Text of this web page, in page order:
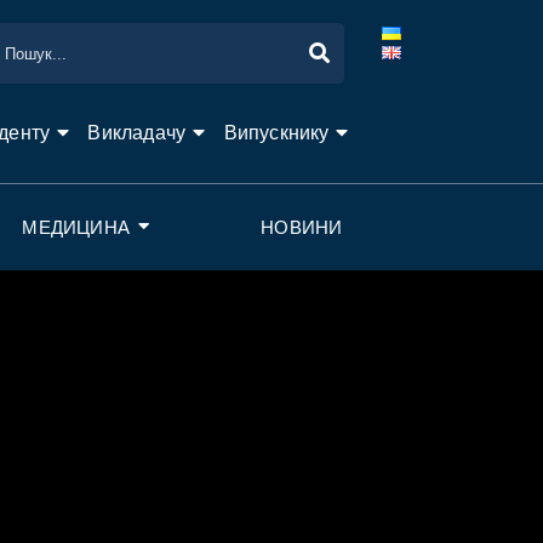
Викладачу Випускнику
МЕДИЦИНА НОВИНИ